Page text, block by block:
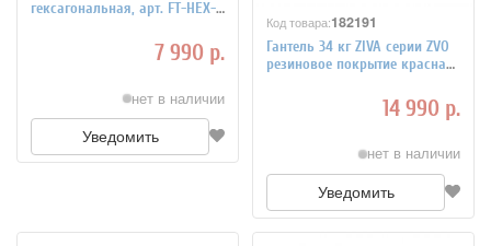
гексагональная, арт. FT-HEX-
7 990 р.
нет в наличии
Уведомить
Код товара:182191
Гантель 34 кг ZIVA серии ZVO
резиновое покрытие красная
14 990 р.
нет в наличии
Уведомить